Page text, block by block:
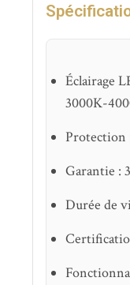
Éclairage
3000K-
Protection
Garantie :
Durée de